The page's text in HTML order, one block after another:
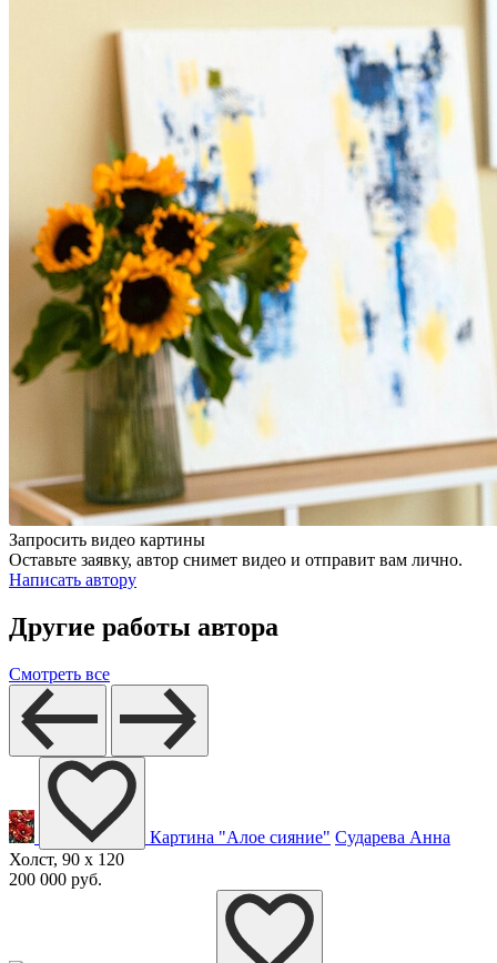
Запросить видео картины
Оставьте заявку, автор снимет видео и отправит вам лично.
Написать автору
Другие работы автора
Смотреть все
Картина "Алое сияние" Сударева Анна
Холст, 90 x 120
200 000 руб.